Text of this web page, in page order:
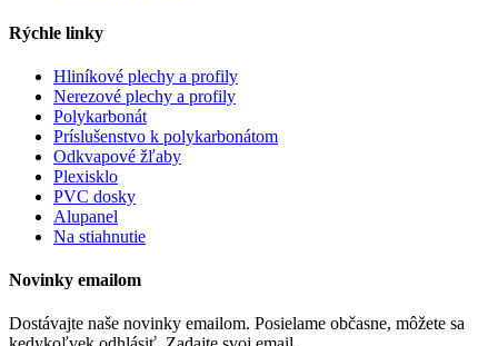
Rýchle linky
Hliníkové plechy a profily
Nerezové plechy a profily
Polykarbonát
Príslušenstvo k polykarbonátom
Odkvapové žľaby
Plexisklo
PVC dosky
Alupanel
Na stiahnutie
Novinky emailom
Dostávajte naše novinky emailom. Posielame občasne, môžete sa